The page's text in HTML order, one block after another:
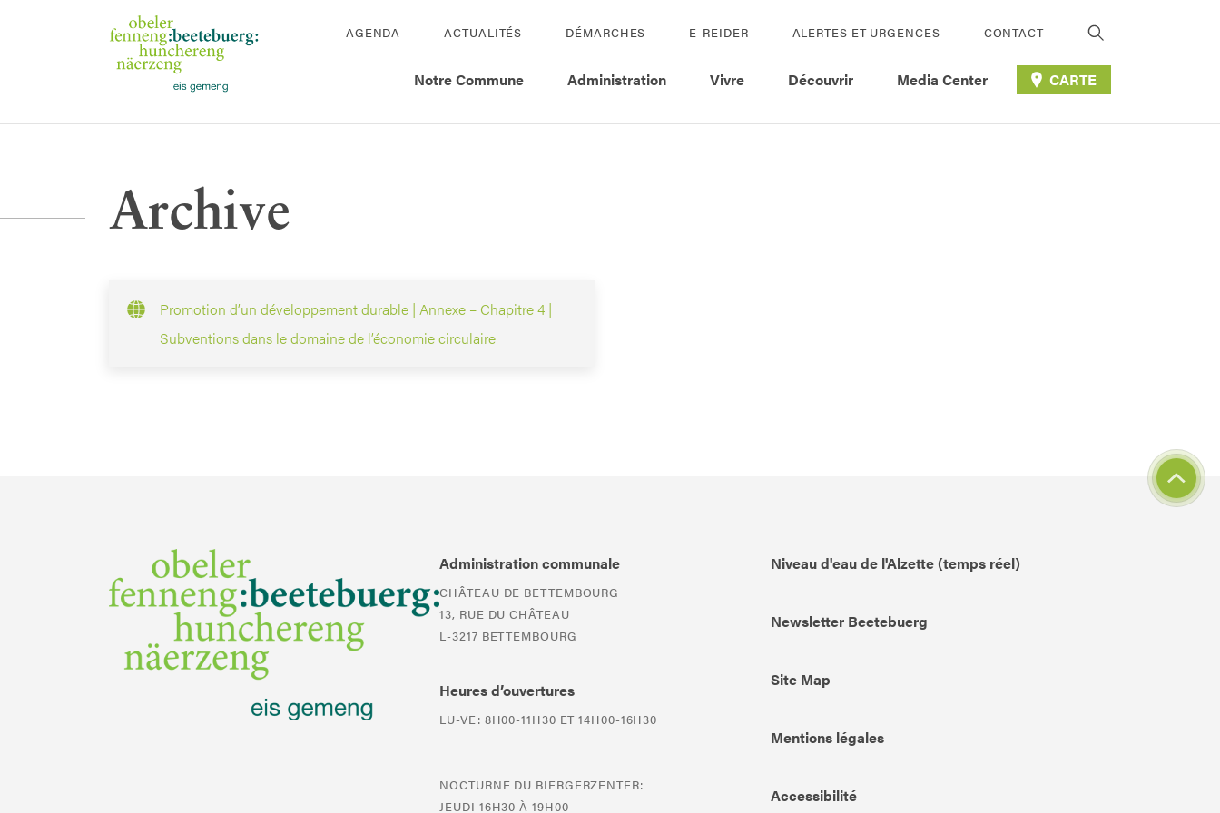
AGENDA ACTUALITÉS DÉMARCHES E-REIDER ALERTES ET URGENCES CONTACT
Notre Commune Administration Vivre Découvrir Media Center CARTE
Archive
Promotion d’un développement durable | Annexe – Chapitre 4 |
Subventions dans le domaine de l’économie circulaire
Administration communale
CHÂTEAU DE BETTEMBOURG
13, RUE DU CHÂTEAU
L-3217 BETTEMBOURG
Heures d’ouvertures
LU-VE: 8H00-11H30 ET 14H00-16H30
NOCTURNE DU BIERGERZENTER:
JEUDI 16H30 À 19H00
Niveau d'eau de l'Alzette (temps réel)
Newsletter Beetebuerg
Site Map
Mentions légales
Accessibilité